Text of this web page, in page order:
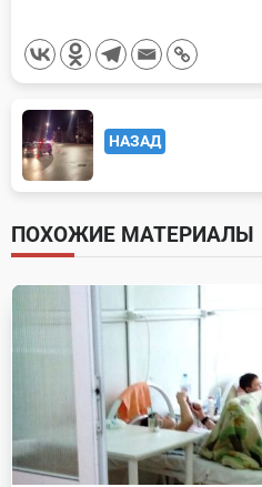
<span
class="nav-
subtitle
screen-
reader-
text">Page</span>
НАЗАД
ПОХОЖИЕ МАТЕРИАЛЫ